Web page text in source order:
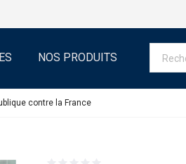
NOS PRODUITS
contre la France